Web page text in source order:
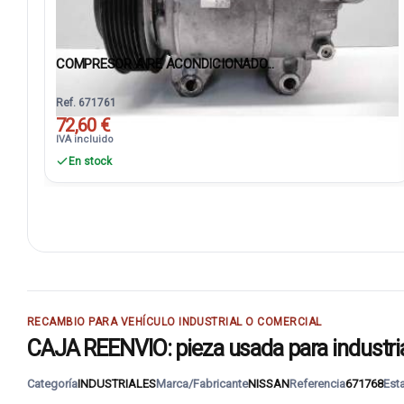
COMPRESOR AIRE ACONDICIONADO...
Ref. 671761
72,60 €
IVA incluido
En stock
RECAMBIO PARA VEHÍCULO INDUSTRIAL O COMERCIAL
CAJA REENVIO: pieza usada para
CategoríaINDUSTRIALESMarca/FabricanteNISSANReferencia671768